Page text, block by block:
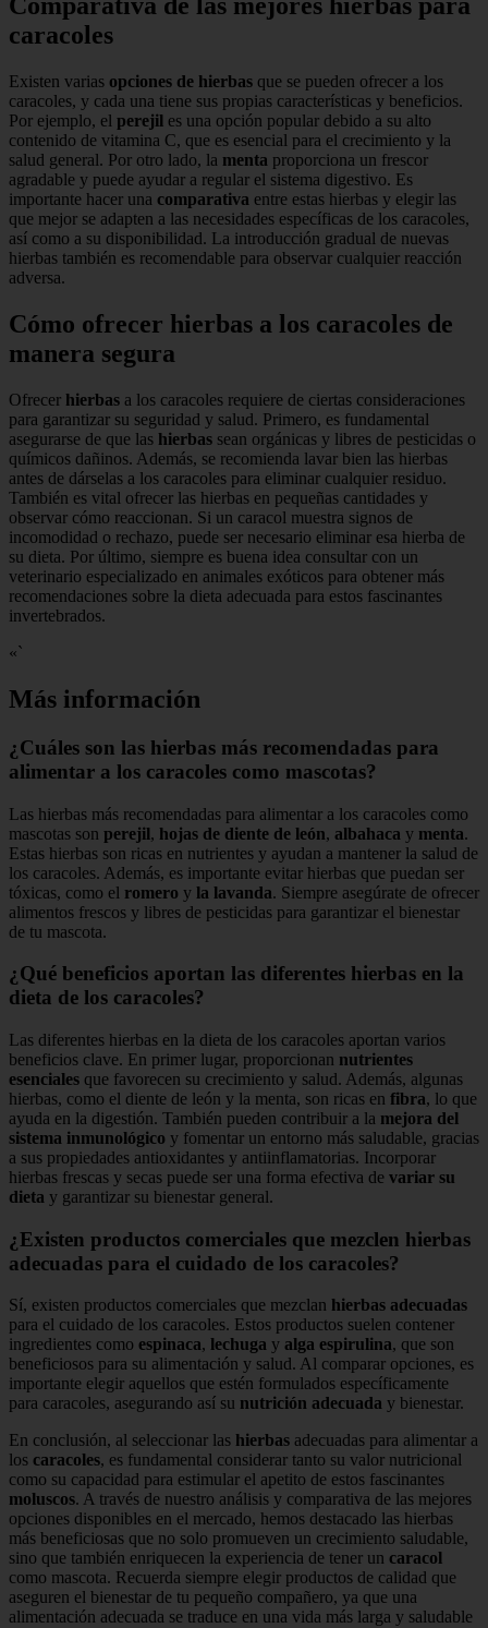
Comparativa de las mejores hierbas para
caracoles
Existen varias opciones de hierbas que se pueden ofrecer a los
caracoles, y cada una tiene sus propias características y beneficios.
Por ejemplo, el perejil es una opción popular debido a su alto
contenido de vitamina C, que es esencial para el crecimiento y la
salud general. Por otro lado, la menta proporciona un frescor
agradable y puede ayudar a regular el sistema digestivo. Es
importante hacer una comparativa entre estas hierbas y elegir las
que mejor se adapten a las necesidades específicas de los caracoles,
así como a su disponibilidad. La introducción gradual de nuevas
hierbas también es recomendable para observar cualquier reacción
adversa.
Cómo ofrecer hierbas a los caracoles de
manera segura
Ofrecer hierbas a los caracoles requiere de ciertas consideraciones
para garantizar su seguridad y salud. Primero, es fundamental
asegurarse de que las hierbas sean orgánicas y libres de pesticidas o
químicos dañinos. Además, se recomienda lavar bien las hierbas
antes de dárselas a los caracoles para eliminar cualquier residuo.
También es vital ofrecer las hierbas en pequeñas cantidades y
observar cómo reaccionan. Si un caracol muestra signos de
incomodidad o rechazo, puede ser necesario eliminar esa hierba de
su dieta. Por último, siempre es buena idea consultar con un
veterinario especializado en animales exóticos para obtener más
recomendaciones sobre la dieta adecuada para estos fascinantes
invertebrados.
«`
Más información
¿Cuáles son las hierbas más recomendadas para
alimentar a los caracoles como mascotas?
Las hierbas más recomendadas para alimentar a los caracoles como
mascotas son perejil, hojas de diente de león, albahaca y menta.
Estas hierbas son ricas en nutrientes y ayudan a mantener la salud de
los caracoles. Además, es importante evitar hierbas que puedan ser
tóxicas, como el romero y la lavanda. Siempre asegúrate de ofrecer
alimentos frescos y libres de pesticidas para garantizar el bienestar
de tu mascota.
¿Qué beneficios aportan las diferentes hierbas en la
dieta de los caracoles?
Las diferentes hierbas en la dieta de los caracoles aportan varios
beneficios clave. En primer lugar, proporcionan nutrientes
esenciales que favorecen su crecimiento y salud. Además, algunas
hierbas, como el diente de león y la menta, son ricas en fibra, lo que
ayuda en la digestión. También pueden contribuir a la mejora del
sistema inmunológico y fomentar un entorno más saludable, gracias
a sus propiedades antioxidantes y antiinflamatorias. Incorporar
hierbas frescas y secas puede ser una forma efectiva de variar su
dieta y garantizar su bienestar general.
¿Existen productos comerciales que mezclen hierbas
adecuadas para el cuidado de los caracoles?
Sí, existen productos comerciales que mezclan hierbas adecuadas
para el cuidado de los caracoles. Estos productos suelen contener
ingredientes como espinaca, lechuga y alga espirulina, que son
beneficiosos para su alimentación y salud. Al comparar opciones, es
importante elegir aquellos que estén formulados específicamente
para caracoles, asegurando así su nutrición adecuada y bienestar.
En conclusión, al seleccionar las hierbas adecuadas para alimentar a
los caracoles, es fundamental considerar tanto su valor nutricional
como su capacidad para estimular el apetito de estos fascinantes
moluscos. A través de nuestro análisis y comparativa de las mejores
opciones disponibles en el mercado, hemos destacado las hierbas
más beneficiosas que no solo promueven un crecimiento saludable,
sino que también enriquecen la experiencia de tener un caracol
como mascota. Recuerda siempre elegir productos de calidad que
aseguren el bienestar de tu pequeño compañero, ya que una
alimentación adecuada se traduce en una vida más larga y saludable